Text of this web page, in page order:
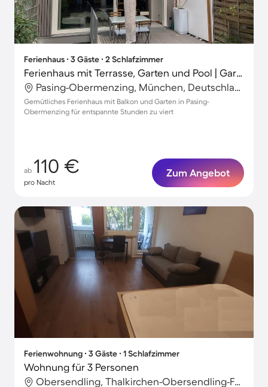
Ferienhaus ∙ 3 Gäste ∙ 2 Schlafzimmer
Ferienhaus mit Terrasse, Garten und Pool | Gartenblick
Pasing-Obermenzing, München, Deutschland
Gemütliches Ferienhaus mit Balkon und Garten in Pasing-
Obermenzing für entspannte Stunden zu viert
ab 110 €
pro Nacht
Zum Angebot
Ferienwohnung ∙ 3 Gäste ∙ 1 Schlafzimmer
Wohnung für 3 Personen
Obersendling, Thalkirchen-Obersendling-Forstenried-Fürstenried-Solln, München